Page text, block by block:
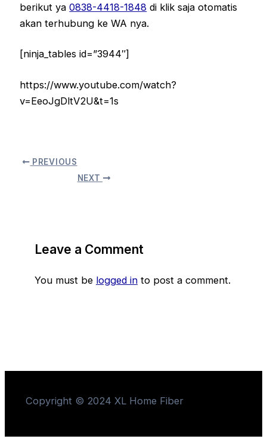
berikut ya0838-4418-1848 di klik saja otomatis
akan terhubung ke WA nya.
[ninja_tables id=”3944″]
https://www.youtube.com/watch?
v=EeoJgDltV2U&t=1s
PREVIOUS
NEXT
Leave a Comment
You must be logged into post a comment.
Copyright © 2024 XL Home Fiber